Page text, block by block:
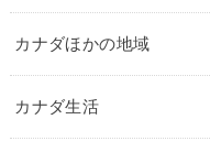
カナダほかの地域
カナダ生活